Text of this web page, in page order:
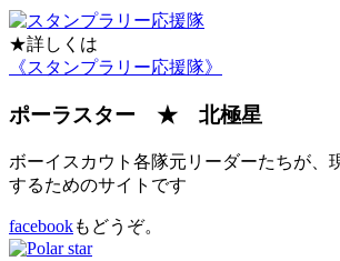
★詳しくは
《スタンプラリー応援隊》
ポーラスター ★ 北極星
ボーイスカウト各隊元リーダーたちが、
するためのサイトです
facebookもどうぞ。